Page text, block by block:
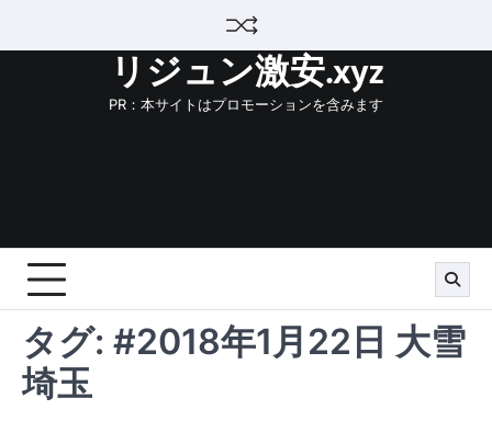
リジュン激安.xyz
PR：本サイトはプロモーションを含みます
タグ: #2018年1月22日 大雪
埼玉